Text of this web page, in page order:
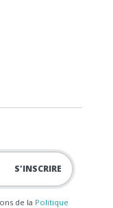
de la Politique